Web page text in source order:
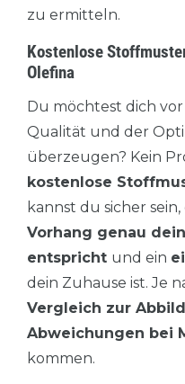
zu ermitteln.
Kostenlose
Olefina
Du möchtest dich
Qualität und der
überzeugen? Kein
kostenlose
kannst du sicher sein,
Vorhang genau
entspricht und ein
dein Zuhause ist. Je
Vergleich zur
Abweichungen bei
kommen.